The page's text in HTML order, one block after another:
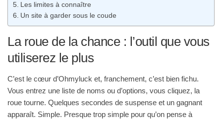
Les limites à connaître
Un site à garder sous le coude
La roue de la chance : l’outil que vous
utiliserez le plus
C’est le cœur d’Ohmyluck et, franchement, c’est bien fichu.
Vous entrez une liste de noms ou d’options, vous cliquez, la
roue tourne. Quelques secondes de suspense et un gagnant
apparaît. Simple. Presque trop simple pour qu’on pense à